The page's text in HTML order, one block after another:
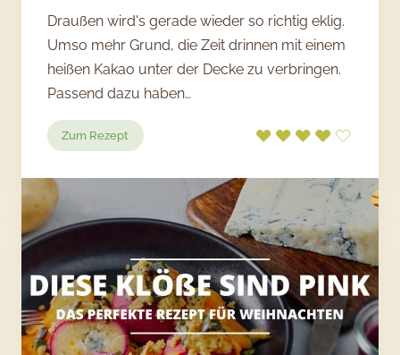
Draußen wird's gerade wieder so richtig eklig.
Umso mehr Grund, die Zeit drinnen mit einem
heißen Kakao unter der Decke zu verbringen.
Passend dazu haben…
Zum Rezept
Süße
Bratapfelkompott